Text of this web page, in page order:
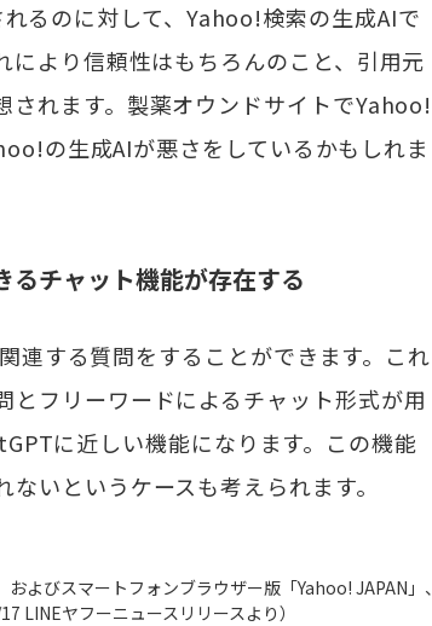
るのに対して、Yahoo!検索の生成AIで
より信頼性はもちろんのこと、引用元
されます。製薬オウンドサイトでYahoo!
の生成AIが悪さをしているかもしれま
チャット機能が存在する
連する質問をすることができます。これ
フリーワードによるチャット形式が用
に近しい機能になります。この機能
いというケースも考えられます。
よびスマートフォンブラウザー版「Yahoo! JAPAN」、
LINEヤフーニュースリリースより）